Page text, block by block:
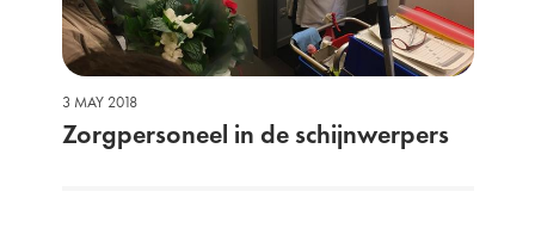
3 MAY 2018
Zorgpersoneel in de schijnwerpers